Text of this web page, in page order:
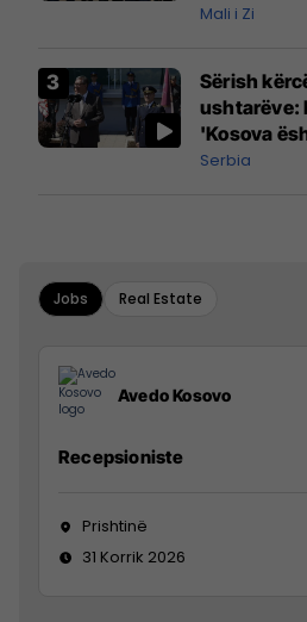
Mali i Zi
Sërish
ushtarëve:
'Kosova
Serbia
Jobs Real Estate
Avedo Kosovo
Recepsioniste
Prishtinë
31 Korrik 2026